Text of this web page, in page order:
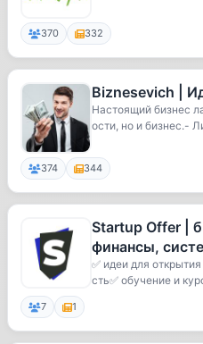
370 332
Biznesevich |
Настоящий бизнес
ости, но и бизнес.-
374 344
Startup Offer |
финансы,
стартапы,
✅ идеи для
сть✅ обучение и
7 1